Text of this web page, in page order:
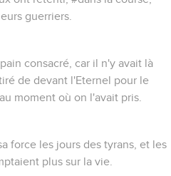
guerriers.
consacré, car il n'y avait là
de devant l'Eternel pour le
moment où on l'avait pris.
force les jours des tyrans, et les
plus sur la vie.